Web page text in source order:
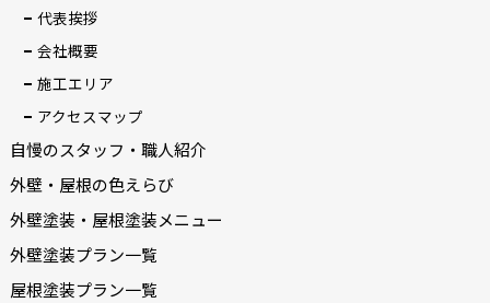
代表挨拶
会社概要
施工エリア
アクセスマップ
自慢のスタッフ・職人紹介
外壁・屋根の色えらび
外壁塗装・屋根塗装メニュー
外壁塗装プラン一覧
屋根塗装プラン一覧